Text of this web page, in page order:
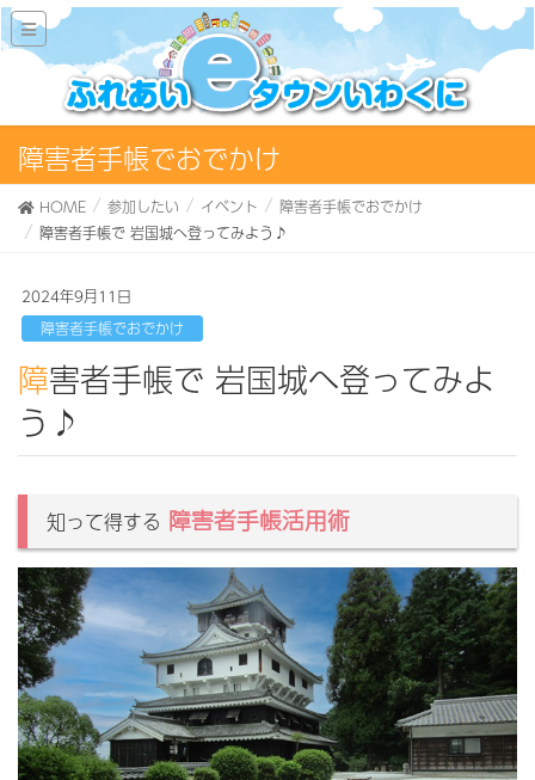
障害者手帳でおでかけ
HOME 参加したい イベント
障害者手帳でおでかけ
障害者手帳で 岩国城へ登ってみよう♪
2024年9月11日
障害者手帳でおでかけ
障害者手帳で 岩国城へ登ってみよ
う♪
知って得する 障害者手帳活用術